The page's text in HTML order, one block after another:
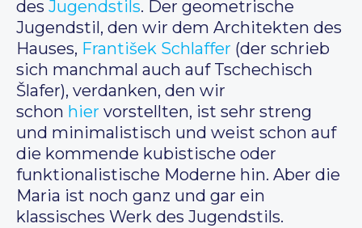
des Jugendstils. Der geometrische
Jugendstil, den wir dem Architekten des
Hauses, František Schlaffer (der schrieb
sich manchmal auch auf Tschechisch
Šlafer), verdanken, den wir
schon hier vorstellten, ist sehr streng
und minimalistisch und weist schon auf
die kommende kubistische oder
funktionalistische Moderne hin. Aber die
Maria ist noch ganz und gar ein
klassisches Werk des Jugendstils.